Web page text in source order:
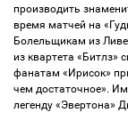
производить
время матчей на
Болельщикам из
из квартета «Битлз»
фанатам «Ирисок»
чем достаточное».
легенду «Эвертона»